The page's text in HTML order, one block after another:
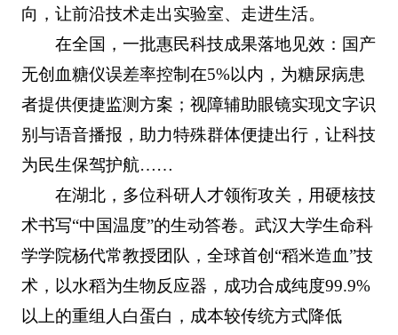
向，让前沿技术走出实验室、走进生活。
在全国，一批惠民科技成果落地见效：国产
无创血糖仪误差率控制在5%以内，为糖尿病患
者提供便捷监测方案；视障辅助眼镜实现文字识
别与语音播报，助力特殊群体便捷出行，让科技
为民生保驾护航……
在湖北，多位科研人才领衔攻关，用硬核技
术书写“中国温度”的生动答卷。武汉大学生命科
学学院杨代常教授团队，全球首创“稻米造血”技
术，以水稻为生物反应器，成功合成纯度99.9%
以上的重组人白蛋白，成本较传统方式降低